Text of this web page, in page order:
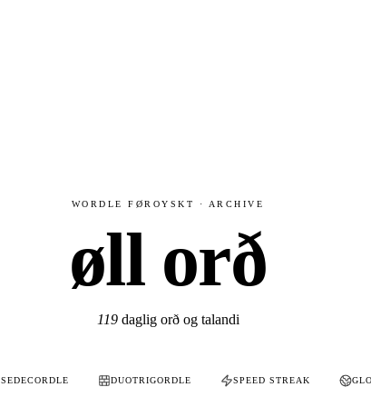
WORDLE FØROYSKT · ARCHIVE
øll orð
119daglig orð og talandi
SEDECORDLE DUOTRIGORDLE SPEED STREAK